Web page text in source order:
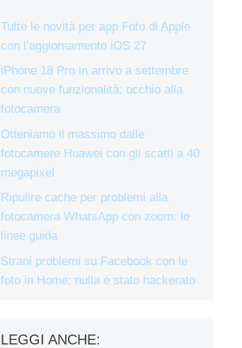
Tutte le novità per app Foto di Apple
con l’aggiornamento iOS 27
iPhone 18 Pro in arrivo a settembre
con nuove funzionalità: occhio alla
fotocamera
Otteniamo il massimo dalle
fotocamere Huawei con gli scatti a 40
megapixel
Ripulire cache per problemi alla
fotocamera WhatsApp con zoom: le
linee guida
Strani problemi su Facebook con le
foto in Home: nulla è stato hackerato
LEGGI ANCHE: